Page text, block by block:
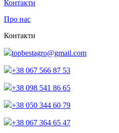
Контакти
Про нас
Контакти
topbestagro@gmail.com
+38 067 566 87 53
+38 098 541 86 65
+38 050 344 60 79
+38 067 364 65 47